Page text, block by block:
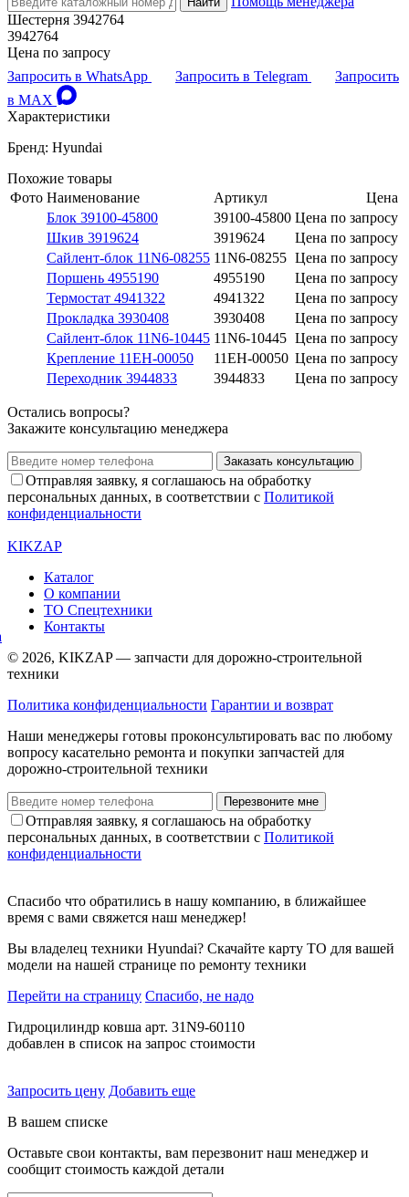
Шестерня 3942764
3942764
Цена по запросу
Запросить в WhatsApp
Запросить в Telegram
Запросить
в MAX
Характеристики
Бренд: Hyundai
Похожие товары
Фото Наименование Артикул
Цена
Блок 39100-45800
39100-45800 Цена по запросу
Шкив 3919624
3919624
Цена по запросу
Сайлент-блок 11N6-08255 11N6-08255 Цена по запросу
Поршень 4955190
4955190
Цена по запросу
Термостат 4941322
4941322
Цена по запросу
Прокладка 3930408
3930408
Цена по запросу
Сайлент-блок 11N6-10445 11N6-10445 Цена по запросу
Крепление 11EH-00050
11EH-00050 Цена по запросу
Переходник 3944833
3944833 Цена по запросу
Остались вопросы?
Закажите консультацию менеджера
Заказать консультацию
Отправляя заявку, я соглашаюсь на обработку
персональных данных, в соответствии с Политикой
конфиденциальности
KIKZAP
Каталог
О компании
ТО Спецтехники
Контакты
© 2026, KIKZAP — запчасти для дорожно-строительной
техники
Политика конфиденциальности Гарантии и возврат
Наши менеджеры готовы проконсультировать вас по любому
вопросу касательно ремонта и покупки запчастей для
дорожно-строительной техники
Перезвоните мне
Отправляя заявку, я соглашаюсь на обработку
персональных данных, в соответствии с Политикой
конфиденциальности
Спасибо что обратились в нашу компанию, в ближайшее
время с вами свяжется наш менеджер!
Вы владелец техники Hyundai? Скачайте карту ТО для вашей
модели на нашей странице по ремонту техники
Перейти на страницу Спасибо, не надо
Гидроцилиндр ковша арт. 31N9-60110
добавлен в список на запрос стоимости
Запросить цену Добавить еще
В вашем списке
Оставьте свои контакты, вам перезвонит наш менеджер и
сообщит стоимость каждой детали